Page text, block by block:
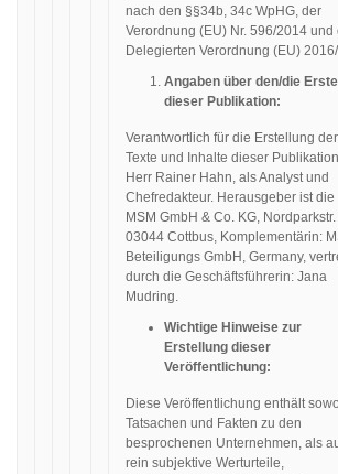
nach den §§34b, 34c WpHG, der
Verordnung (EU) Nr. 596/2014 und
Delegierten Verordnung (EU)
Angaben über den/die
dieser Publikation:
Verantwortlich für die Erstellung der
Texte und Inhalte dieser
Herr Rainer Hahn, als Analyst und
Chefredakteur. Herausgeber ist die
MSM GmbH & Co. KG,
03044 Cottbus, Komplementärin:
Beteiligungs GmbH, Germany,
durch die Geschäftsführerin: Jana
Mudring.
Wichtige Hinweise zur
Erstellung dieser
Veröffentlichung:
Diese Veröffentlichung enthält
Tatsachen und Fakten zu den
besprochenen Unternehmen, als
rein subjektive Werturteile,